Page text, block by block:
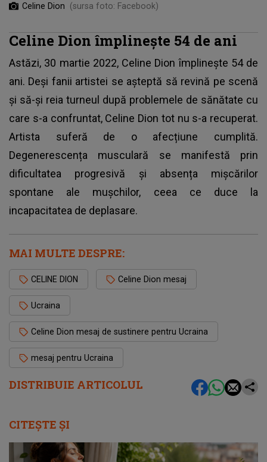
DISTRIBUIE ARTICOLUL
Celine Dion (sursa foto: Facebook)
Celine Dion împlinește 54 de ani
Astăzi, 30 martie 2022, Celine Dion împlinește 54 de
ani. Deși fanii artistei se așteptă să revină pe scenă
și să-și reia turneul după problemele de sănătate cu
care s-a confruntat, Celine Dion tot nu s-a recuperat.
Artista suferă de o afecțiune cumplită.
Degenerescența musculară se manifestă prin
dificultatea progresivă și absența mișcărilor
spontane ale mușchilor, ceea ce duce la
incapacitatea de deplasare.
MAI MULTE DESPRE:
CELINE DION Celine Dion mesaj
Ucraina
Celine Dion mesaj de sustinere pentru Ucraina
mesaj pentru Ucraina
CITEȘTE ȘI